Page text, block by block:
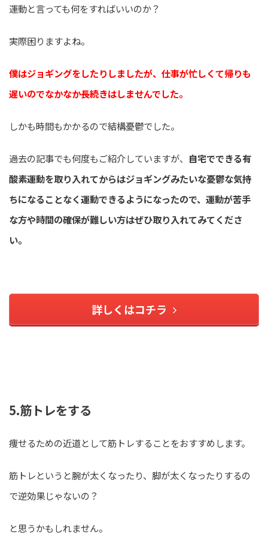
運動と言っても何をすればいいのか？
実際困りますよね。
僕はジョギングをしたりしましたが、仕事が忙しくて帰りも
遅いのでなかなか長続きはしませんでした。
しかも時間もかかるので結構憂鬱でした。
過去の記事でも何度もご紹介していますが、 自宅でできる有
酸素運動を取り入れてからはジョギングみたいな憂鬱な気持
ちになることなく運動できるようになったので、運動が苦手
な方や時間の確保が難しい方はぜひ取り入れてみてくださ
い。
詳しくはコチラ
5.筋トレをする
痩せるための近道として筋トレすることをおすすめします。
筋トレというと腕が太くなったり、脚が太くなったりするの
で逆効果じゃないの？
と思うかもしれません。